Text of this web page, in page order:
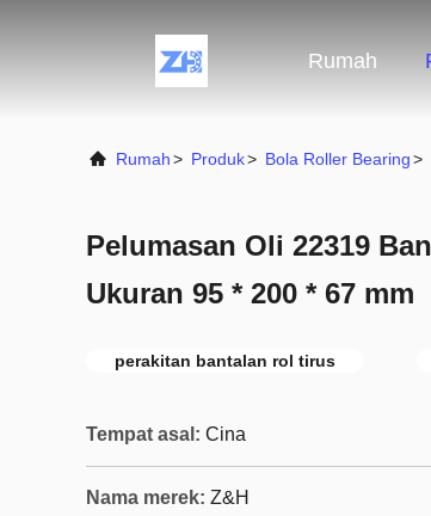
Rumah
Rumah> Produk> Bola Roller Bearing>
Pelumasan Oli 22319
Ukuran 95 * 200 * 67 mm
perakitan bantalan rol tirus
Tempat asal: Cina
Nama merek: Z&H